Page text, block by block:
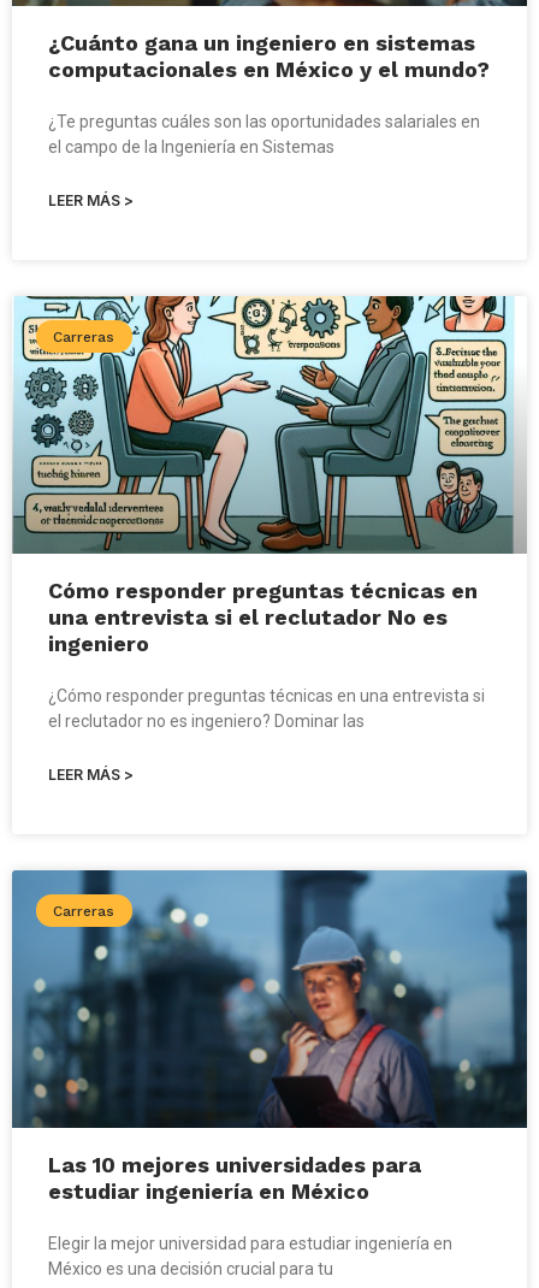
¿Cuánto gana un ingeniero en sistemas
computacionales en México y el mundo?
¿Te preguntas cuáles son las oportunidades salariales en
el campo de la Ingeniería en Sistemas
LEER MÁS >
Carreras
Cómo responder preguntas técnicas en
una entrevista si el reclutador No es
ingeniero
¿Cómo responder preguntas técnicas en una entrevista si
el reclutador no es ingeniero? Dominar las
LEER MÁS >
Carreras
Las 10 mejores universidades para
estudiar ingeniería en México
Elegir la mejor universidad para estudiar ingeniería en
México es una decisión crucial para tu